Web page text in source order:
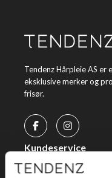
Tendenz Hårpleie AS
eksklusive merker og
frisør.
Kundeservice
Kjøpsvilkår